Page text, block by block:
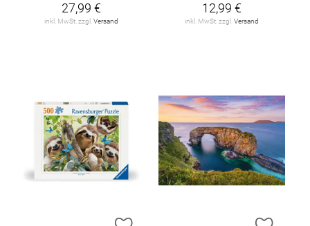
27,99 €
inkl. MwSt. zzgl.Versand
12,99 €
inkl. MwSt. zzgl.Versand